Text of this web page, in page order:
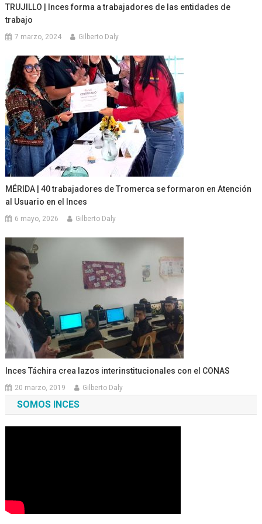
TRUJILLO | Inces forma a trabajadores de las entidades de
trabajo
7 marzo, 2024 Gilberto Daly
MÉRIDA | 40 trabajadores de Tromerca se formaron en Atención
al Usuario en el Inces
6 mayo, 2026 Gilberto Daly
Inces Táchira crea lazos interinstitucionales con el CONAS
20 marzo, 2019 Gilberto Daly
SOMOS INCES